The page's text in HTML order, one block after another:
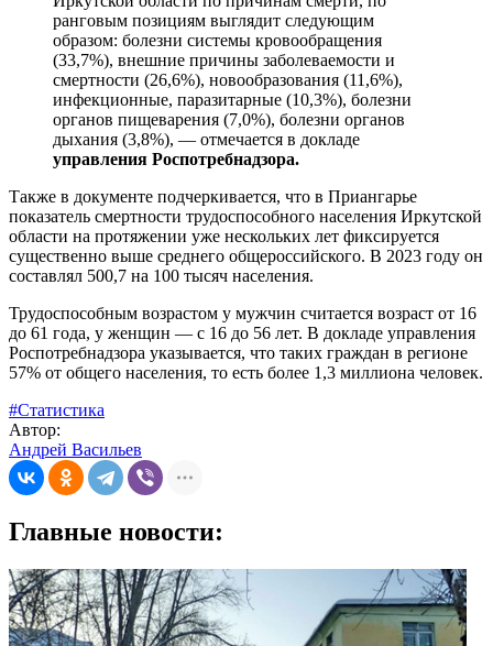
ранговым позициям выглядит следующим
образом: болезни системы кровообращения
(33,7%), внешние причины заболеваемости и
смертности (26,6%), новообразования (11,6%),
инфекционные, паразитарные (10,3%), болезни
органов пищеварения (7,0%), болезни органов
дыхания (3,8%), — отмечается в докладе
управления Роспотребнадзора.
Также в документе подчеркивается, что в Приангарье
показатель смертности трудоспособного населения Иркутской
области на протяжении уже нескольких лет фиксируется
существенно выше среднего общероссийского. В 2023 году он
составлял 500,7 на 100 тысяч населения.
Трудоспособным возрастом у мужчин считается возраст от 16
до 61 года, у женщин — с 16 до 56 лет. В докладе управления
Роспотребнадзора указывается, что таких граждан в регионе
57% от общего населения, то есть более 1,3 миллиона человек.
#Статистика
Автор:
Андрей Васильев
Главные новости: